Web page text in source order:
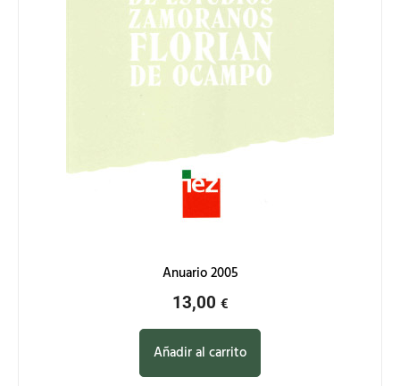
Anuario 2005
13,00 €
Añadir al carrito